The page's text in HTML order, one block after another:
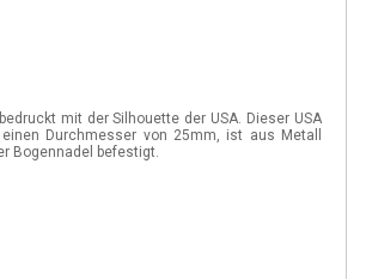
mit der Silhouette der USA. Dieser USA
Durchmesser von 25mm, ist aus Metall
Bogennadel befestigt.